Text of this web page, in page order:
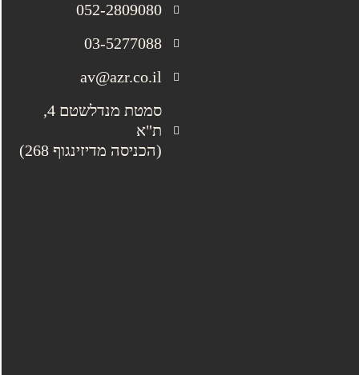
052-2809080
03-5277088
av@azr.co.il
סמטת מנדלשטם 4,
ת"א
(הכניסה מדיזינגוף 268)